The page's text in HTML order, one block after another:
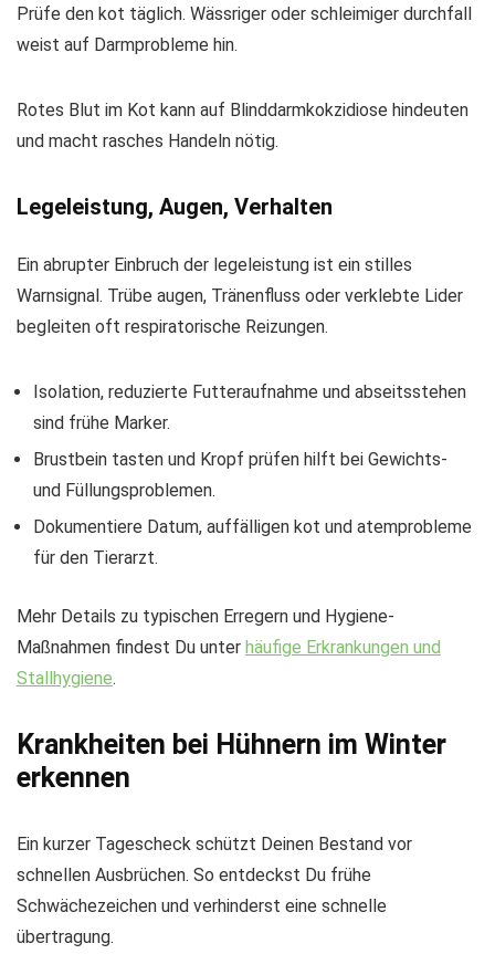
Prüfe den kot täglich. Wässriger oder schleimiger durchfall
weist auf Darmprobleme hin.
Rotes Blut im Kot kann auf Blinddarmkokzidiose hindeuten
und macht rasches Handeln nötig.
Legeleistung, Augen, Verhalten
Ein abrupter Einbruch der legeleistung ist ein stilles
Warnsignal. Trübe augen, Tränenfluss oder verklebte Lider
begleiten oft respiratorische Reizungen.
Isolation, reduzierte Futteraufnahme und abseitsstehen
sind frühe Marker.
Brustbein tasten und Kropf prüfen hilft bei Gewichts-
und Füllungsproblemen.
Dokumentiere Datum, auffälligen kot und atemprobleme
für den Tierarzt.
Mehr Details zu typischen Erregern und Hygiene-
Maßnahmen findest Du unter häufige Erkrankungen und
Stallhygiene.
Krankheiten bei Hühnern im Winter
erkennen
Ein kurzer Tagescheck schützt Deinen Bestand vor
schnellen Ausbrüchen. So entdeckst Du frühe
Schwächezeichen und verhinderst eine schnelle
übertragung.